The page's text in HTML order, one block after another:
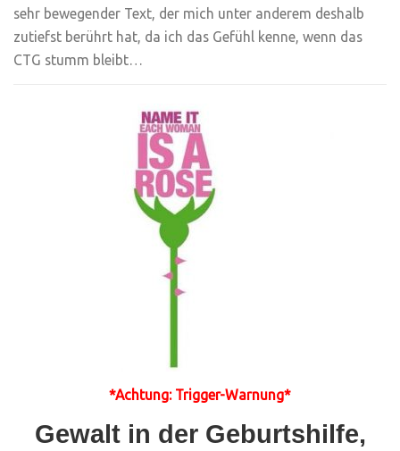
sehr bewegender Text, der mich unter anderem deshalb
zutiefst berührt hat, da ich das Gefühl kenne, wenn das
CTG stumm bleibt…
*Achtung: Trigger-Warnung*
Gewalt in der Geburtshilfe,